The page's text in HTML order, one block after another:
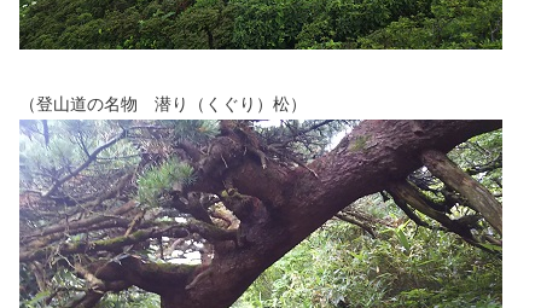
（登山道の名物 潜り（くぐり）松）